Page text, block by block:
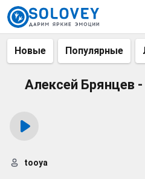
Новые Популярные
Алексей Брянцев
tooya